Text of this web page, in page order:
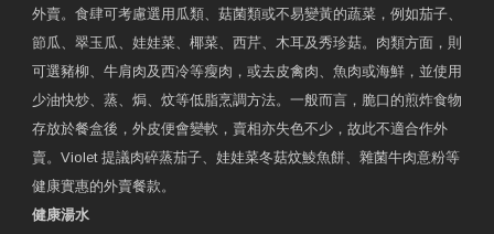
外賣。食肆可考慮選用瓜類、菇菌類或不易變黃的蔬菜，例如茄子、
節瓜、翠玉瓜、娃娃菜、椰菜、西芹、木耳及秀珍菇。肉類方面，則
可選豬柳、牛肩肉及西冷等瘦肉，或去皮禽肉、魚肉或海鮮，並使用
少油快炒、蒸、焗、炆等低脂烹調方法。一般而言，脆口的煎炸食物
存放於餐盒後，外皮便會變軟，賣相亦失色不少，故此不適合作外
賣。Violet 提議肉碎蒸茄子、娃娃菜冬菇炆鯪魚餅、雜菌牛肉意粉等
健康實惠的外賣餐款。
健康湯水